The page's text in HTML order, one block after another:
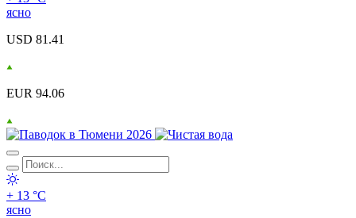
ясно
USD 81.41
EUR 94.06
+ 13 °С
ясно